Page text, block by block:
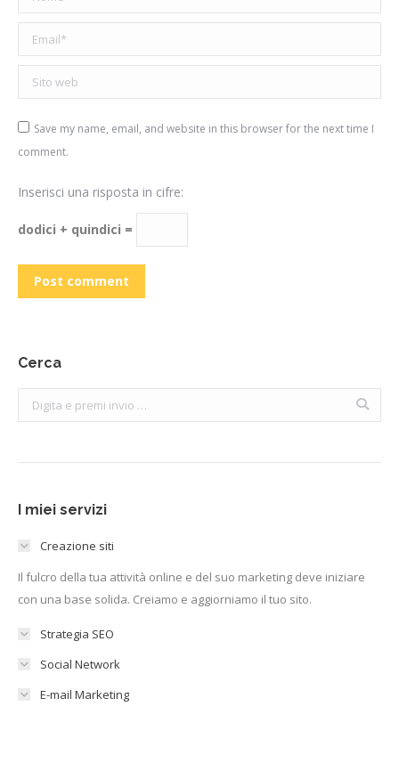
Email *
Sito web
Save my name, email, and website in this browser for the next time I
comment.
Inserisci una risposta in cifre:
dodici + quindici =
Post comment
Cerca
Search:
I miei servizi
Creazione siti
Il fulcro della tua attività online e del suo marketing deve iniziare
con una base solida. Creiamo e aggiorniamo il tuo sito.
Strategia SEO
Social Network
E-mail Marketing